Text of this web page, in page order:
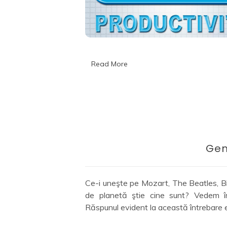
Read More
Ce-i uneşte pe Mozart, The Beatles,
de planetă ştie cine sunt? Vedem
Răspunul evident la această întrebare